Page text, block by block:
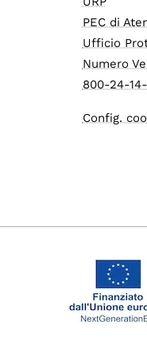
PEC di
Ufficio
Numero
800-24-
Config.